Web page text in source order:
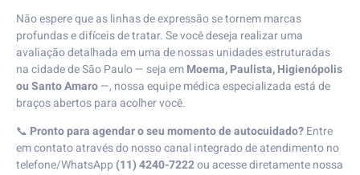
Não espere que as linhas de expressão se tornem marcas
profundas e difíceis de tratar. Se você deseja realizar uma
avaliação detalhada em uma de nossas unidades estruturadas
na cidade de São Paulo — seja emMoema, Paulista, Higienópolis
ou Santo Amaro—, nossa equipe médica especializada está de
braços abertos para acolher você.
📞 Pronto para agendar o seu momento de autocuidado?Entre
em contato através do nosso canal integrado de atendimento no
telefone/WhatsApp(11) 4240-7222ou acesse diretamente nossa